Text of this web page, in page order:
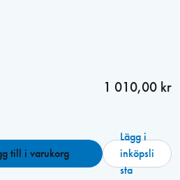
1 010,00 kr
till i varukorg
Lägg i
inköpsli
sta